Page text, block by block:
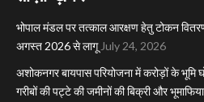
भोपाल मंडल पर तत्काल आरक्षण हेतु टोकन वितरण
अगस्त 2026 से लागू July 24, 2026
अशोकनगर बायपास परियोजना में करोड़ों के
गरीबों की पट्टे की जमीनों की बिक्री और